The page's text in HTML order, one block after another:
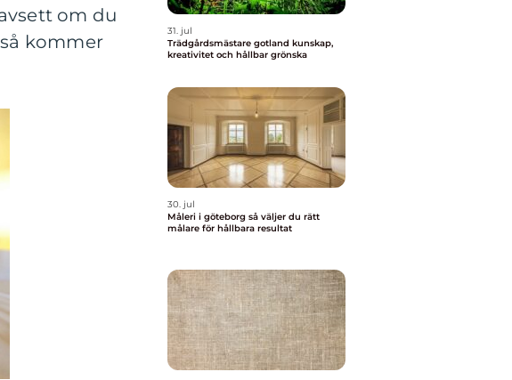
om du
kommer
31. jul
Trädgårdsmästare gotland kunskap,
kreativitet och hållbar grönska
30. jul
Måleri i göteborg så väljer du rätt
målare för hållbara resultat